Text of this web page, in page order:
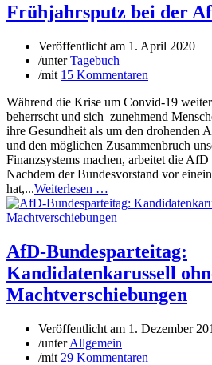
Frühjahrsputz bei der
Veröffentlicht am 1. April 2020
/unterTagebuch
/mit 15 Kommentaren
Während die Krise um Convid-19
beherrscht und sich zunehmend
ihre Gesundheit als um den drohenden
und den möglichen Zusammenbruch
Finanzsystems machen, arbeitet die
Nachdem der Bundesvorstand vor
hat,...Weiterlesen …
AfD-Bundesparteitag:
Kandidatenkarussell
Machtverschiebungen
Veröffentlicht am 1. Dezember
/unterAllgemein
/mit 29 Kommentaren